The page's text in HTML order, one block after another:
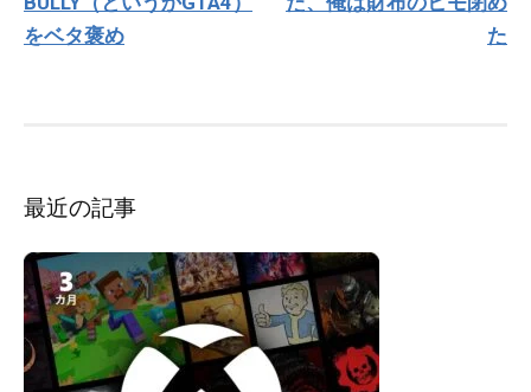
ビ
ゲ
をベタ褒め
た
最近の記事